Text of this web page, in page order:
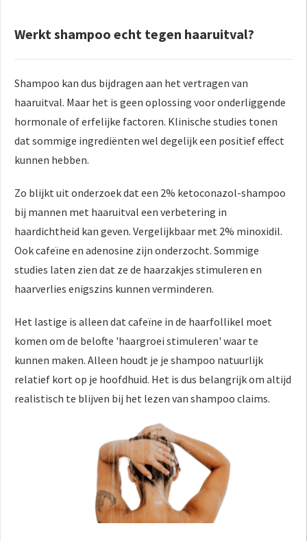
Werkt shampoo echt tegen haaruitval?
Shampoo kan dus bijdragen aan het vertragen van
haaruitval. Maar het is geen oplossing voor onderliggende
hormonale of erfelijke factoren. Klinische studies tonen
dat sommige ingrediënten wel degelijk een positief effect
kunnen hebben.
Zo blijkt uit onderzoek dat een 2% ketoconazol-shampoo
bij mannen met haaruitval een verbetering in
haardichtheid kan geven. Vergelijkbaar met 2% minoxidil.
Ook cafeïne en adenosine zijn onderzocht. Sommige
studies laten zien dat ze de haarzakjes stimuleren en
haarverlies enigszins kunnen verminderen.
Het lastige is alleen dat cafeïne in de haarfollikel moet
komen om de belofte 'haargroei stimuleren' waar te
kunnen maken. Alleen houdt je je shampoo natuurlijk
relatief kort op je hoofdhuid. Het is dus belangrijk om altijd
realistisch te blijven bij het lezen van shampoo claims.